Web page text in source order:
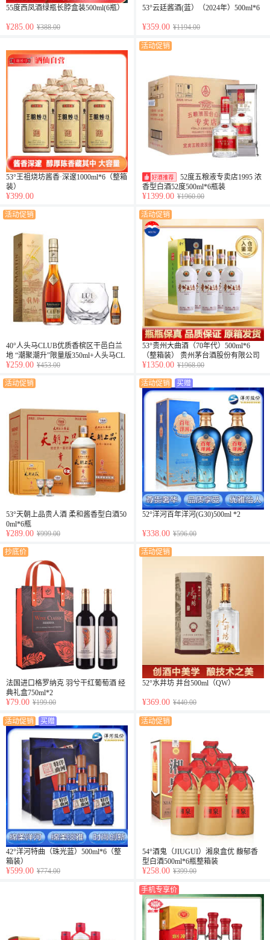
55度西凤酒绿瓶长脖盒装500ml(6瓶）
¥285.00 ¥388.00
53°云廷酱酒(蓝）（2024年）500ml*6
¥359.00 ¥1194.00
53°王祖烧坊酱香·深邃1000ml*6（整箱
装）
¥399.00
活动促销
52度五粮液专卖店1995 浓
香型白酒52度500ml*6瓶装
¥1399.00 ¥1960.00
活动促销
40°人头马CLUB优质香槟区干邑白兰
地 “潮聚潮升”限量版350ml+人头马CL
UB干邑杯+ 40°法国人头马CLUB干邑
¥259.00 ¥453.00
活动促销
53°贵州大曲酒（70年代）500ml*6
（整箱装） 贵州茅台酒股份有限公司
出品
¥1350.00 ¥1968.00
活动促销
53°天朝上品贵人酒 柔和酱香型白酒50
0ml*6瓶
¥289.00 ¥999.00
活动促销 买赠
52°洋河百年洋河(G30)500ml *2
¥338.00 ¥596.00
抄底价
法国进口格罗纳克 羽兮干红葡萄酒 经
典礼盒750ml*2
¥79.00 ¥199.00
活动促销
52°水井坊 井台500ml（QW）
¥369.00 ¥440.00
活动促销 买赠
42°洋河特曲（珠光蓝）500ml*6（整
箱装）
¥599.00 ¥774.00
活动促销
54°酒鬼（JIUGUI）湘泉盒优 馥郁香
型白酒500ml*6瓶整箱装
¥258.00 ¥399.00
手机专享价